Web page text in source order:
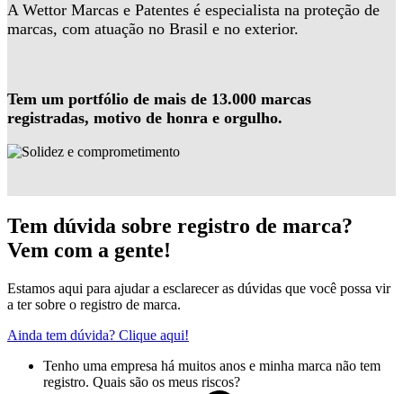
A Wettor Marcas e Patentes é especialista na proteção de
marcas, com atuação no Brasil e no exterior.
Tem um portfólio de mais de 13.000 marcas
registradas, motivo de honra e orgulho.
Tem dúvida sobre registro de marca?
Vem com a gente!
Estamos aqui para ajudar a esclarecer as dúvidas que você possa vir
a ter sobre o registro de marca.
Ainda tem dúvida? Clique aqui!
Tenho uma empresa há muitos anos e minha marca não tem
registro. Quais são os meus riscos?